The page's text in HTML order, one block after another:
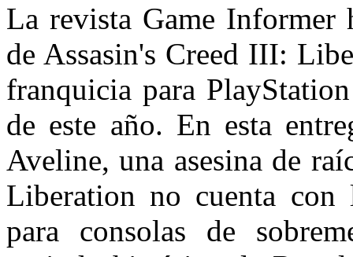
La revista Game Informer
de Assasin's Creed III:
franquicia para
de este año. En esta
Aveline, una asesina de
Liberation no cuenta
para consolas de